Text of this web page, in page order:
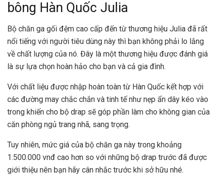
bông Hàn Quốc Julia
Bộ chăn ga gối đệm cao cấp đến từ thương hiệu Julia đã rất
nổi tiếng với người tiêu dùng này thì bạn không phải lo lắng
về chất lượng của nó. Đây là một thương hiệu được đánh giá
là sự lựa chọn hoàn hảo cho bạn và cả gia đình.
Với chất liệu được nhập hoàn toàn từ Hàn Quốc kết hợp với
các đường may chắc chắn và tinh tế như nẹp ẩn dây kéo vào
trong khiến cho bộ drap sẽ góp phần làm cho không gian của
căn phòng ngủ trang nhã, sang trọng.
Tuy nhiên, mức giá của bộ chăn ga này trong khoảng
1.500.000 vnđ cao hơn so với những bộ drap trước đã được
giới thiệu nên bạn hãy cân nhắc trước khi sở hữu nhé.